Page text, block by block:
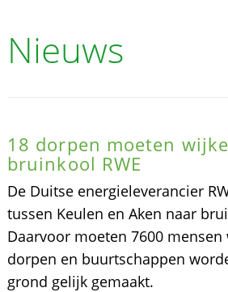
Nieuws
18 dorpen moeten
bruinkool RWE
De Duitse energieleverancier
tussen Keulen en Aken naar
Daarvoor moeten 7600 mensen
dorpen en buurtschappen
grond gelijk gemaakt.